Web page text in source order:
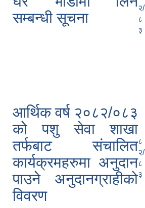
सम्बन्धी सूचना
२/
८
३
आर्थिक वर्ष २०८२/०८३
को पशु सेवा शाखा
तर्फबाट संचालित
कार्यक्रमहरुमा अनुदान
पाउने अनुदानग्राहीको
विवरण
८
२/
८
३